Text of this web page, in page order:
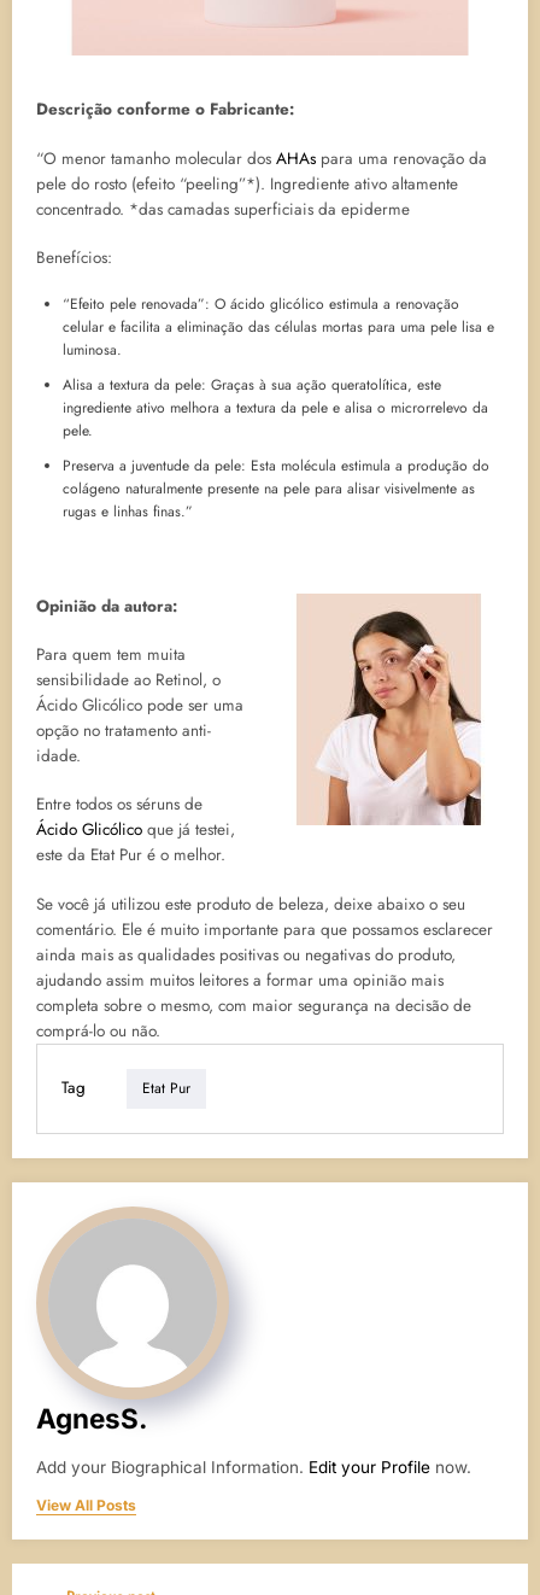
Descrição conforme o Fabricante:
“O menor tamanho molecular dos AHAs para uma renovação da
pele do rosto (efeito “peeling”*). Ingrediente ativo altamente
concentrado. *das camadas superficiais da epiderme
Benefícios:
“Efeito pele renovada”: O ácido glicólico estimula a renovação
celular e facilita a eliminação das células mortas para uma pele lisa e
luminosa.
Alisa a textura da pele: Graças à sua ação queratolítica, este
ingrediente ativo melhora a textura da pele e alisa o microrrelevo da
pele.
Preserva a juventude da pele: Esta molécula estimula a produção do
colágeno naturalmente presente na pele para alisar visivelmente as
rugas e linhas finas.”
Opinião da autora:
Para quem tem muita
sensibilidade ao Retinol, o
Ácido Glicólico pode ser uma
opção no tratamento anti-
idade.
Entre todos os séruns de
Ácido Glicólico que já testei,
este da Etat Pur é o melhor.
Se você já utilizou este produto de beleza, deixe abaixo o seu
comentário. Ele é muito importante para que possamos esclarecer
ainda mais as qualidades positivas ou negativas do produto,
ajudando assim muitos leitores a formar uma opinião mais
completa sobre o mesmo, com maior segurança na decisão de
comprá-lo ou não.
Tag Etat Pur
AgnesS.
Add your Biographical Information. Edit your Profile now.
View All Posts